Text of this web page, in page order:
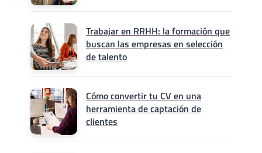
Trabajar en RRHH: la formación que
buscan las empresas en selección
de talento
Cómo convertir tu CV en una
herramienta de captación de
clientes